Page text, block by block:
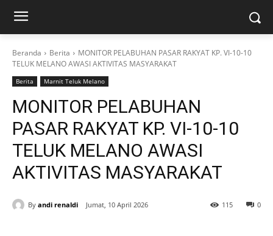
Beranda Berita
MONITOR PELABUHAN PASAR RAKYAT KP. VI-10-10
TELUK MELANO AWASI AKTIVITAS MASYARAKAT
Berita Marnit Teluk Melano
MONITOR PELABUHAN
PASAR RAKYAT KP. VI-10-10
TELUK MELANO AWASI
AKTIVITAS MASYARAKAT
By andi renaldi Jumat, 10 April 2026 0
115